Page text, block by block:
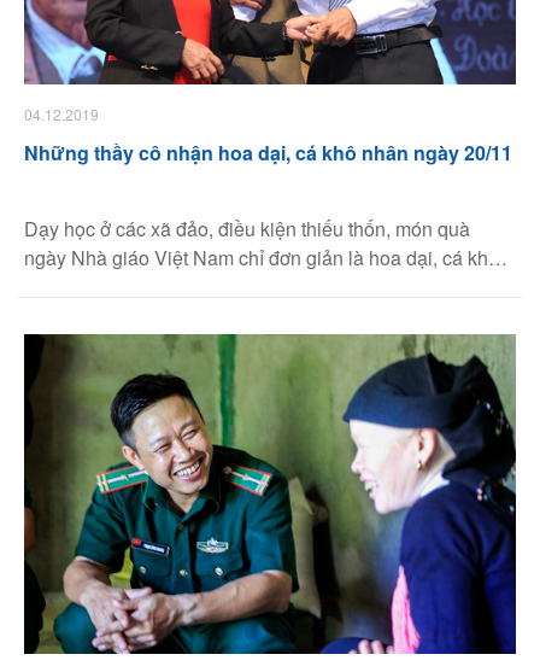
04.12.2019
Những thầy cô nhận hoa dại, cá khô nhân ngày 20/11
Dạy học ở các xã đảo, điều kiện thiếu thốn, món quà
ngày Nhà giáo Việt Nam chỉ đơn giản là hoa dại, cá khô,